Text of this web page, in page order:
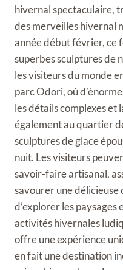
hivernal spectaculaire,
des merveilles hivernal
année début février, ce
superbes sculptures de
les visiteurs du monde
parc Odori, où
les détails complexes et
également au quartier
sculptures de glace
nuit. Les visiteurs
savoir-faire artisanal,
savourer une délicieuse
d’explorer les paysages
activités hivernales
offre une expérience
en fait une destination